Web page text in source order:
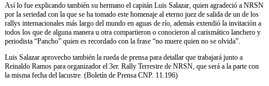
Así lo fue explicando también su hermano el capitán Luis Salazar, quien agradeció a NRSN
por la seriedad con la que se ha tomado este homenaje al eterno juez de salida de un de los
rallys internacionales más largo del mundo en aguas de río, además extendió la invitación a
todos los que de alguna manera u otra compartieron o conocieron al carismático lanchero y
periodista “Pancho” quien es recordado con la frase “no muere quien no se olvida”.
Luis Salazar aprovecho también la rueda de prensa para detallar que trabajará junto a
Reinaldo Ramos para organizador el 3er. Rally Terrestre de NRSN, que será a la parte con
la misma fecha del lacustre. (Boletín de Prensa CNP. 11.196)